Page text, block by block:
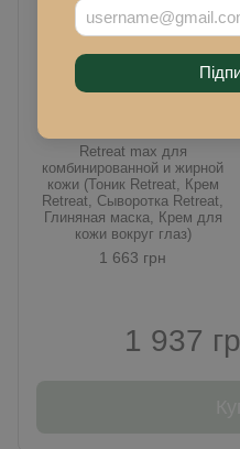
Разом
Retreat max для
комбинированной и жирной
кожи (Тоник Retreat, Крем
Retreat, Сыворотка Retreat,
Глиняная маска, Крем для
кожи вокруг глаз)
1 663 грн
1 937